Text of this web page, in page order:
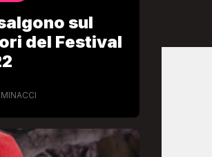
sul
del Festival